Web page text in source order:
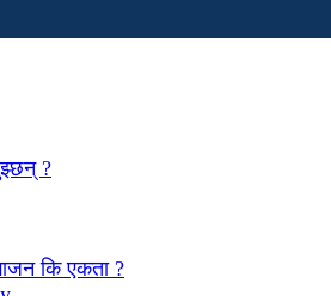
?
कि एकता ?